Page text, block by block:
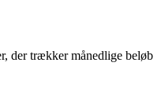
der trækker månedlige beløb